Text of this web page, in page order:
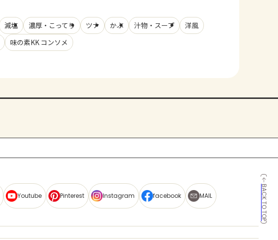
減塩 濃厚・こってり ツナ かぶ 汁物・スープ
洋風
味の素KK コンソメ
BACK TO TOP
Youtube Pinterest Instagram facebook MAIL